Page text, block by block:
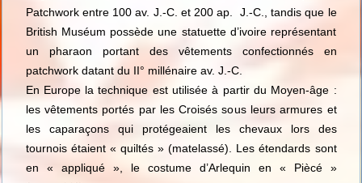
Patchwork entre 100 av. J.-C. et 200 ap. J.-C., tandis que le
British Muséum possède une statuette d’ivoire représentant
un pharaon portant des vêtements confectionnés en
patchwork datant du II° millénaire av. J.-C.
En Europe la technique est utilisée à partir du Moyen-âge :
les vêtements portés par les Croisés sous leurs armures et
les caparaçons qui protégeaient les chevaux lors des
tournois étaient « quiltés » (matelassé). Les étendards sont
en « appliqué », le costume d’Arlequin en « Piècé »